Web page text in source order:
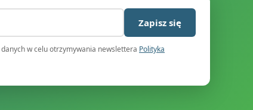
Zapisz się
w celu otrzymywania newslettera Polityka